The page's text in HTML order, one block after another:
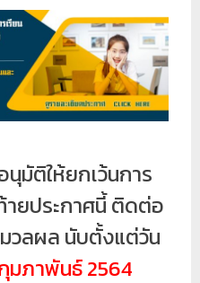
า
วิ
ท
ย
า
ย
า
ช
ภั
ติให้ยกเว้นการ
ยประกาศนี้ ติดต่อ
วลผล นับตั้งแต่วัน
มภาพันธ์ 2564